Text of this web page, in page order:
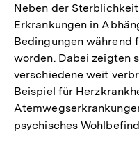
Neben der
Erkrankungen in
Bedingungen während
worden. Dabei zeigten
verschiedene weit
Beispiel für
psychisches